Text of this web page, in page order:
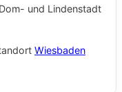
und Lindenstadt
Wiesbaden